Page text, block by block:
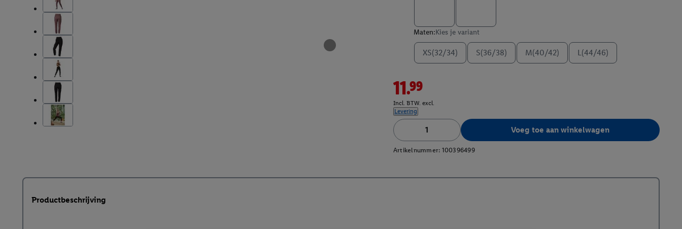
Maten:Kies je variant
XS(32/34) S(36/38) M(40/42) L(44/46)
11.99
Incl. BTW. excl.
Levering
Voeg toe aan winkelwagen
Artikelnummer: 100396499
Productbeschrijving